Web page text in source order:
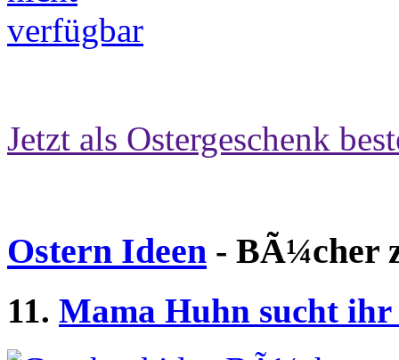
Jetzt als Ostergeschenk
Ostern Ideen - BÃ¼cher
11. Mama Huhn sucht